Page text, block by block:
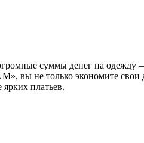
суммы денег на
вы не только экономите
платьев.